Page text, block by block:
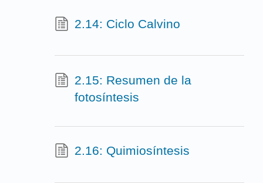
2.14: Ciclo Calvino
2.15: Resumen de la
fotosíntesis
2.16: Quimiosíntesis